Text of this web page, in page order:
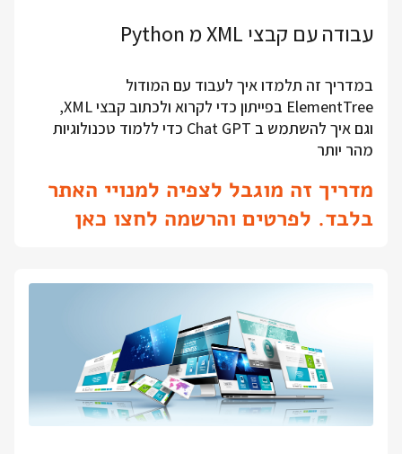
עבודה עם קבצי XML מ Python
במדריך זה תלמדו איך לעבוד עם המודול
ElementTree בפייתון כדי לקרוא ולכתוב קבצי XML,
וגם איך להשתמש ב Chat GPT כדי ללמוד טכנולוגיות
מהר יותר
מדריך זה מוגבל לצפיה למנויי האתר
בלבד. לפרטים והרשמה לחצו כאן